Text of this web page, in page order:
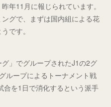
年11月に報じられています。
グで、まずは国内組による花
です。
」でグループされたJ1の2グ
ループによるトーナメント戦
合を1日で消化するという派手